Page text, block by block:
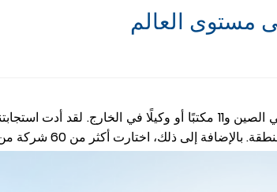
مستوى العالم
مع أكثر من 25 عامًا من الخبرة في الصناعة، أنشأت مجموعتنا هوريكو2 18 مركز مبيعات في